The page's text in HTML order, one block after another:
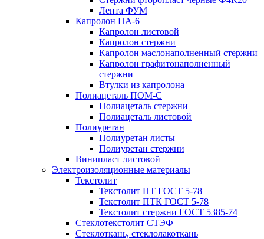
Лента ФУМ
Капролон ПА-6
Капролон листовой
Капролон стержни
Капролон маслонаполненный стержни
Капролон графитонаполненный
стержни
Втулки из капролона
Полиацеталь ПОМ-С
Полиацеталь стержни
Полиацеталь листовой
Полиуретан
Полиуретан листы
Полиуретан стержни
Винипласт листовой
Электроизоляционные материалы
Текстолит
Текстолит ПТ ГОСТ 5-78
Текстолит ПТК ГОСТ 5-78
Текстолит стержни ГОСТ 5385-74
Стеклотекстолит СТЭФ
Стеклоткань, стеклолакоткань